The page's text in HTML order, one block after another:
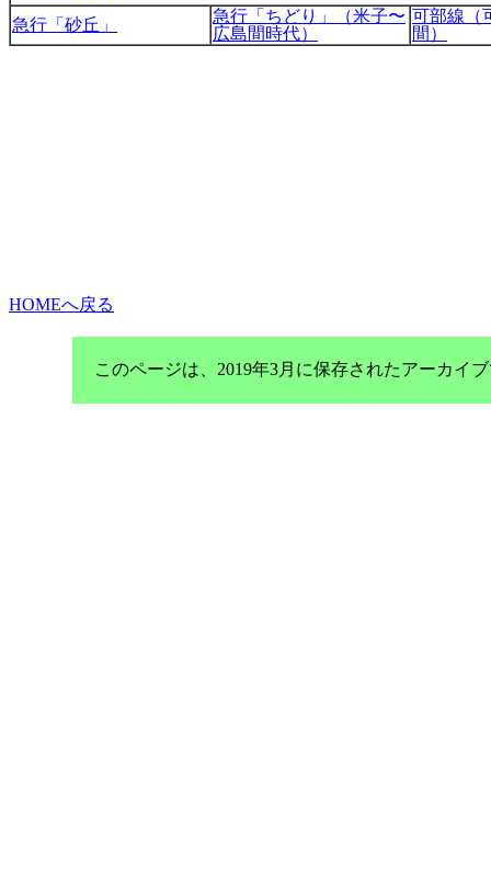
急行「砂丘」
急行「ちどり」（米子〜
広島間時代）
可部線（
間）
HOMEへ戻る
このページは、2019年3月に保存されたアーカイ